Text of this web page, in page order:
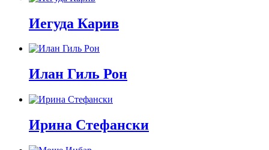
Иегуда Карив
Илан Гиль Рон
Ирина Стефански